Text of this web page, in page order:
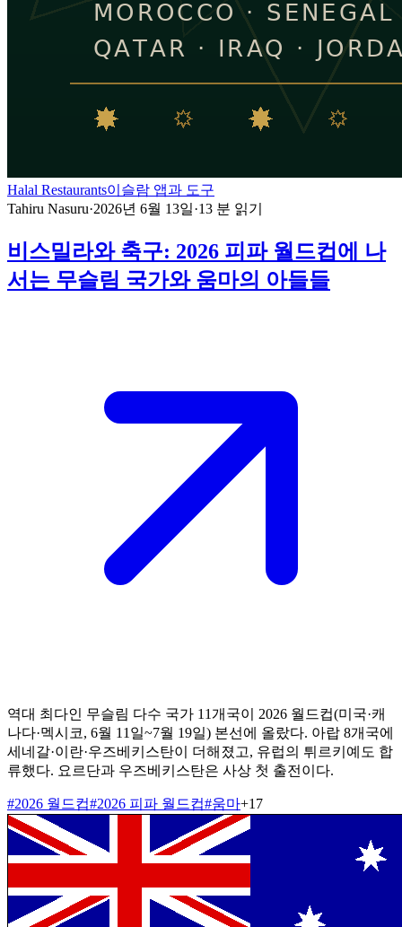
Halal Restaurants이슬람 앱과 도구
Tahiru Nasuru·2026년 6월 13일·13 분 읽기
비스밀라와 축구: 2026 피파 월드컵에 나
서는 무슬림 국가와 움마의 아들들
역대 최다인 무슬림 다수 국가 11개국이 2026 월드컵(미국·캐
나다·멕시코, 6월 11일~7월 19일) 본선에 올랐다. 아랍 8개국에
세네갈·이란·우즈베키스탄이 더해졌고, 유럽의 튀르키예도 합
류했다. 요르단과 우즈베키스탄은 사상 첫 출전이다.
#2026 월드컵#2026 피파 월드컵#움마+17